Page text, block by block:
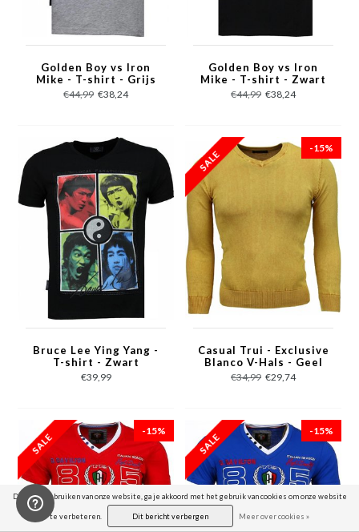
Golden Boy vs Iron
Mike - T-shirt - Grijs
€44,99 €38,24
Golden Boy vs Iron
Mike - T-shirt - Zwart
€44,99 €38,24
Bruce Lee Ying Yang -
T-shirt - Zwart
€39,99
-15%
Casual Trui - Exclusive
Blanco V-Hals - Geel
€34,99 €29,74
-15% -15%
Door het gebruiken van onze website, ga je akkoord met het gebruik van cookies om onze website
te verbeteren. Dit bericht verbergen Meer over cookies »